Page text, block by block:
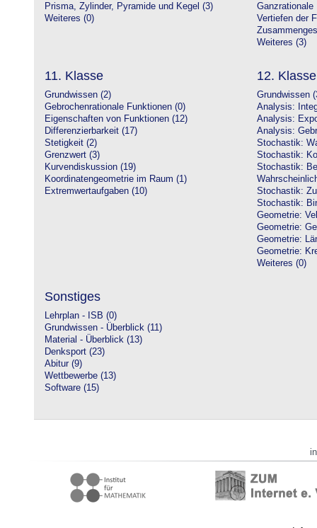
Prisma, Zylinder, Pyramide und Kegel (3)
Weiteres (0)
Ganzrationale
Vertiefen der
Weiteres (3)
11. Klasse
Grundwissen (2)
Gebrochenrationale Funktionen (0)
Eigenschaften von Funktionen (12)
Differenzierbarkeit (17)
Stetigkeit (2)
Grenzwert (3)
Kurvendiskussion (19)
Koordinatengeometrie im Raum (1)
Extremwertaufgaben (10)
12. Klasse
Grundwissen
Analysis:
Analysis:
Analysis:
Stochastik:
Stochastik:
Stochastik:
Stochastik:
Stochastik:
Geometrie:
Geometrie:
Geometrie:
Geometrie:
Weiteres (0)
Sonstiges
Lehrplan - ISB (0)
Grundwissen - Überblick (11)
Material - Überblick (13)
Denksport (23)
Abitur (9)
Wettbewerbe (13)
Software (15)